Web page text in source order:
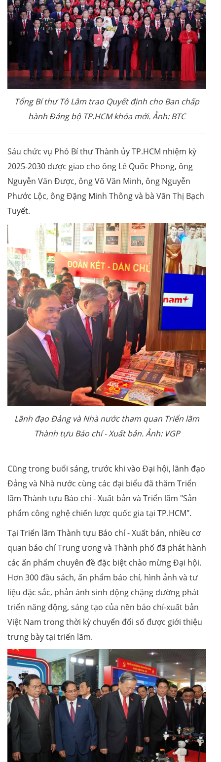
Tổng Bí thư Tô Lâm trao Quyết định cho Ban chấp
hành Đảng bộ TP.HCM khóa mới. Ảnh: BTC
Sáu chức vụ Phó Bí thư Thành ủy TP.HCM nhiệm kỳ
2025-2030 được giao cho ông Lê Quốc Phong, ông
Nguyễn Văn Được, ông Võ Văn Minh, ông Nguyễn
Phước Lộc, ông Đặng Minh Thông và bà Văn Thị Bạch
Tuyết.
Lãnh đạo Đảng và Nhà nước tham quan Triển lãm
Thành tựu Báo chí - Xuất bản. Ảnh: VGP
Cũng trong buổi sáng, trước khi vào Đại hội, lãnh đạo
Đảng và Nhà nước cùng các đại biểu đã thăm Triển
lãm Thành tựu Báo chí - Xuất bản và Triển lãm "Sản
phẩm công nghệ chiến lược quốc gia tại TP.HCM".
Tại Triển lãm Thành tựu Báo chí - Xuất bản, nhiều cơ
quan báo chí Trung ương và Thành phố đã phát hành
các ấn phẩm chuyên đề đặc biệt chào mừng Đại hội.
Hơn 300 đầu sách, ấn phẩm báo chí, hình ảnh và tư
liệu đặc sắc, phản ánh sinh động chặng đường phát
triển năng động, sáng tạo của nền báo chí-xuất bản
Việt Nam trong thời kỳ chuyển đổi số được giới thiệu
trưng bày tại triển lãm.